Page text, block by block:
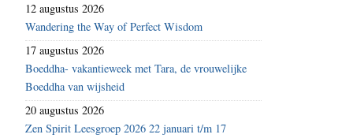
12 augustus 2026
Wandering the Way of Perfect Wisdom
17 augustus 2026
Boeddha- vakantieweek met Tara, de vrouwelijke
Boeddha van wijsheid
20 augustus 2026
Zen Spirit Leesgroep 2026 22 januari t/m 17